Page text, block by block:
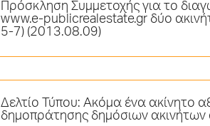
Πρόσκληση Συμμετοχής για το
www.e-publicrealestate.gr δύο
5-7) (2013.08.09)
Δελτίο Τύπου: Ακόμα ένα ακίνητο
δημοπράτησης δημόσιων